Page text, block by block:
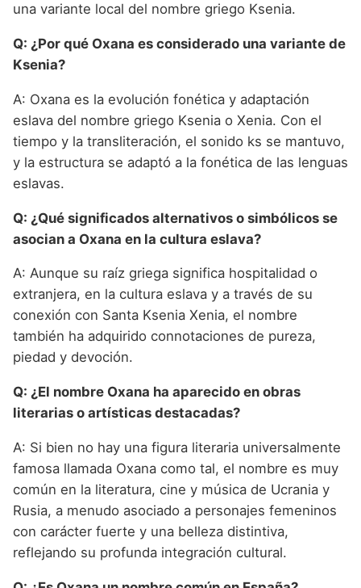
una variante local del nombre griego Ksenia.
Q: ¿Por qué Oxana es considerado una variante de
Ksenia?
A: Oxana es la evolución fonética y adaptación
eslava del nombre griego Ksenia o Xenia. Con el
tiempo y la transliteración, el sonido ks se mantuvo,
y la estructura se adaptó a la fonética de las lenguas
eslavas.
Q: ¿Qué significados alternativos o simbólicos se
asocian a Oxana en la cultura eslava?
A: Aunque su raíz griega significa hospitalidad o
extranjera, en la cultura eslava y a través de su
conexión con Santa Ksenia Xenia, el nombre
también ha adquirido connotaciones de pureza,
piedad y devoción.
Q: ¿El nombre Oxana ha aparecido en obras
literarias o artísticas destacadas?
A: Si bien no hay una figura literaria universalmente
famosa llamada Oxana como tal, el nombre es muy
común en la literatura, cine y música de Ucrania y
Rusia, a menudo asociado a personajes femeninos
con carácter fuerte y una belleza distintiva,
reflejando su profunda integración cultural.